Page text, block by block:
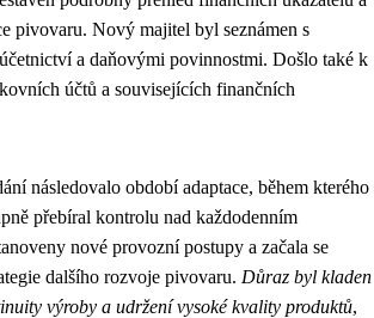
pivovaru. Nový majitel byl seznámen s
a daňovými povinnostmi. Došlo také k
účtů a souvisejících finančních
následovalo období adaptace, během kterého
přebíral kontrolu nad každodenním
nové provozní postupy a začala se
dalšího rozvoje pivovaru. Důraz byl kladen
výroby a udržení vysoké kvality produktů,